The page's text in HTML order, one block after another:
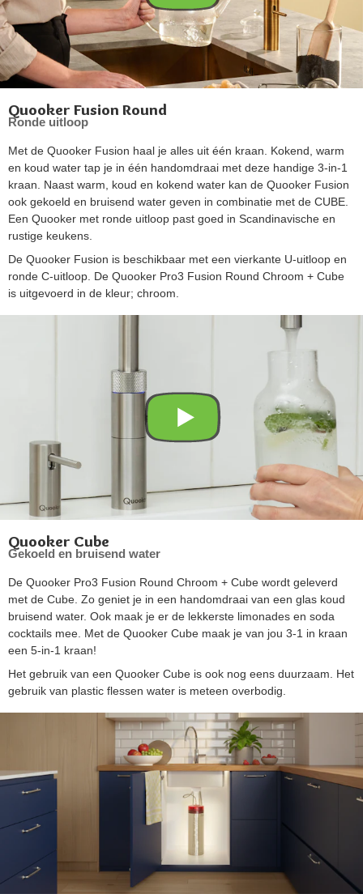
Quooker Fusion Round
Ronde uitloop
Met de Quooker Fusion haal je alles uit één kraan. Kokend, warm
en koud water tap je in één handomdraai met deze handige 3-in-1
kraan. Naast warm, koud en kokend water kan de Quooker Fusion
ook gekoeld en bruisend water geven in combinatie met de CUBE.
Een Quooker met ronde uitloop past goed in Scandinavische en
rustige keukens.
De Quooker Fusion is beschikbaar met een vierkante U-uitloop en
ronde C-uitloop. De Quooker Pro3 Fusion Round Chroom + Cube
is uitgevoerd in de kleur; chroom.
Quooker Cube
Gekoeld en bruisend water
De Quooker Pro3 Fusion Round Chroom + Cube wordt geleverd
met de Cube. Zo geniet je in een handomdraai van een glas koud
bruisend water. Ook maak je er de lekkerste limonades en soda
cocktails mee. Met de Quooker Cube maak je van jou 3-1 in kraan
een 5-in-1 kraan!
Het gebruik van een Quooker Cube is ook nog eens duurzaam. Het
gebruik van plastic flessen water is meteen overbodig.